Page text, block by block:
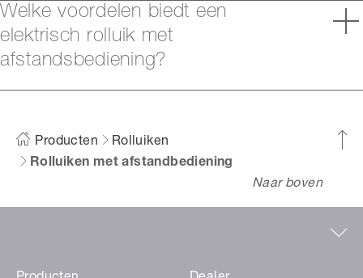
Welke voordelen biedt een
elektrisch rolluik met
afstandsbediening?
Producten
Rolluiken
Rolluiken met afstandbediening
Naar boven